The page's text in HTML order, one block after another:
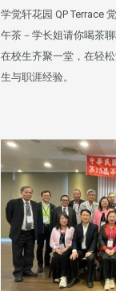
学觉轩花园 QP Terrace
午茶－学长姐请你喝茶
在校生齐聚一堂，在轻
生与职涯经验。